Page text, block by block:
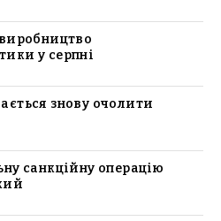
у серпні
знову очолити
санкційну операцію